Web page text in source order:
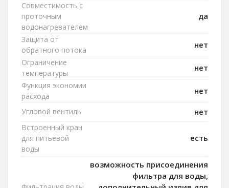
Совместимость с
проточным
водонагревателем
да
Защита от
обратного потока
нет
Ограничение
температуры
нет
Функция экономии
расхода
нет
Угловой вентиль нет
Встроенный кран
для питьевой
воды
есть
возможность присоединения
фильтра для воды,